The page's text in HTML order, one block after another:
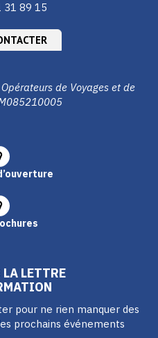
31 89 15
de Voyages et de
LA LETTRE
pour ne rien manquer des
prochains événements